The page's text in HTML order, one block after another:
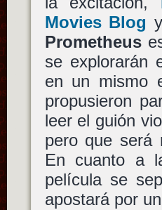
Movies Blog
Prometheus
se explorarán
en un mismo
propusieron
leer el guión
pero que será
En cuanto a
película se
apostará por